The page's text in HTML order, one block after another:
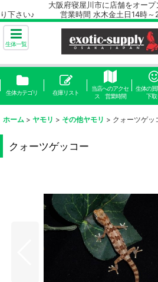
大阪府寝屋川市に店舗をオープン致
り下さい♪ 営業時間 水木金土日14時～
生体一覧
生体カテゴリ 在庫リスト
当店へのアクセ
ス 営業時間
生体の買
下取
ホーム > ヤモリ > その他ヤモリ > クォーツゲッ
クォーツゲッコー